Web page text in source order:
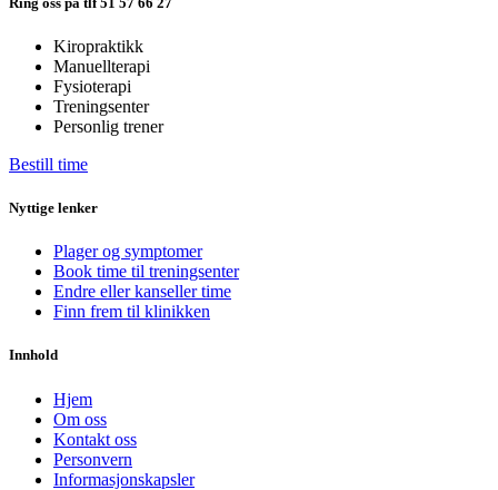
Kiropraktikk
Manuellterapi
Fysioterapi
Treningsenter
Personlig trener
Bestill time
Nyttige lenker
Plager og symptomer
Book time til treningsenter
Endre eller kanseller time
Finn frem til klinikken
Innhold
Hjem
Om oss
Kontakt oss
Personvern
Informasjonskapsler